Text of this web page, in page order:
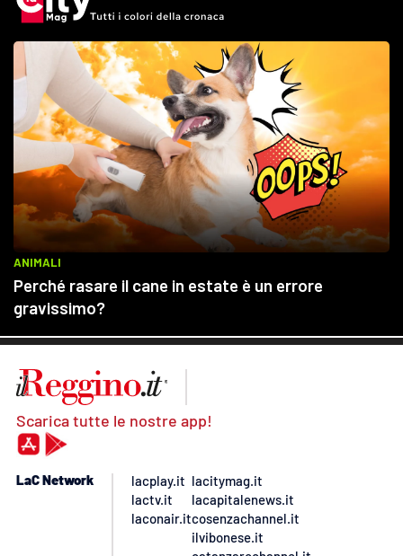
Scarica tutte le nostre app!
LaC Network
lacplay.it
lactv.it
laconair.it
lacitymag.it
lacapitalenews.it
cosenzachannel.it
ilvibonese.it